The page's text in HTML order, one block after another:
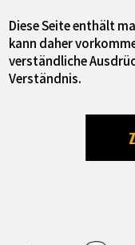
Diese Seite enthält
kann daher
verständliche
Verständnis.